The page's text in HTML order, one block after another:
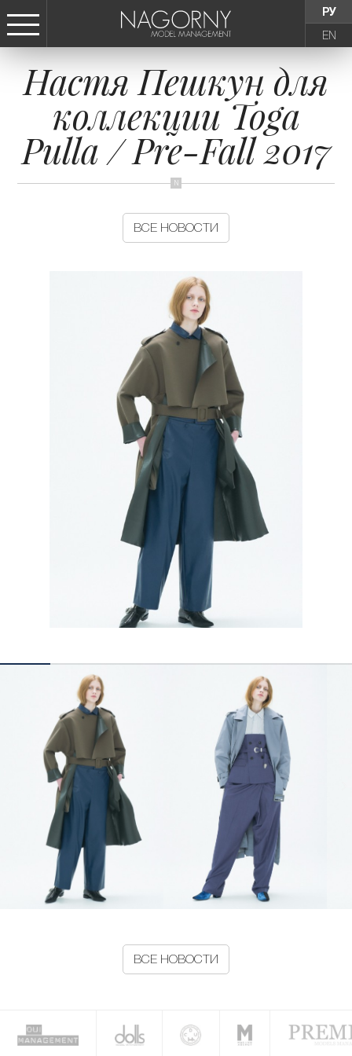
РУ
EN
СТАТЬ МОДЕЛЬЮ
ДЕВУШКИ
ТИНЕЙДЖЕРЫ
ДЕТИ
НОВОСТИ
КОНТАКТЫ
Настя Пешкун для
коллекции Toga
Pulla / Pre-Fall 2017
ВСЕ НОВОСТИ
ВСЕ НОВОСТИ